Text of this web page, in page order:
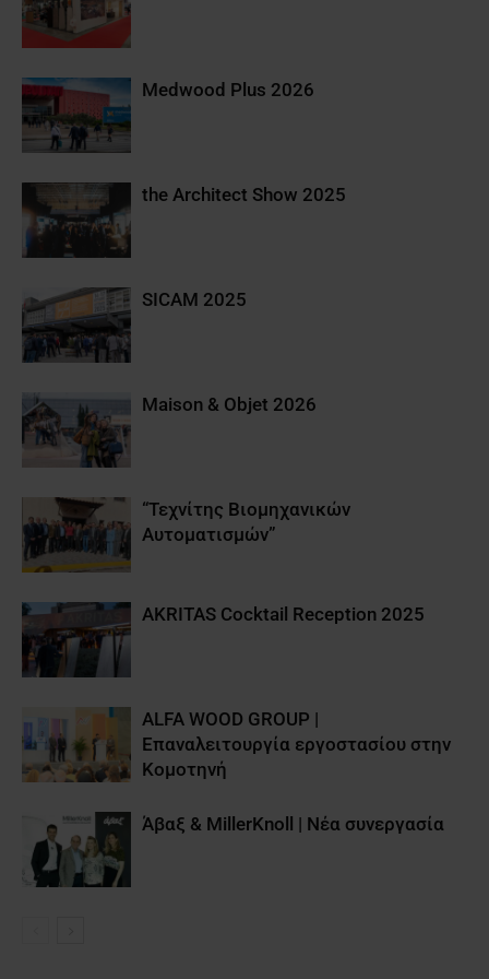
Medwood Plus 2026
the Architect Show 2025
SICAM 2025
Maison & Objet 2026
“Τεχνίτης Βιομηχανικών
Αυτοματισμών”
AKRITAS Cocktail Reception 2025
ALFA WOOD GROUP |
Επαναλειτουργία εργοστασίου στην
Κομοτηνή
Άβαξ & MillerKnoll | Νέα συνεργασία